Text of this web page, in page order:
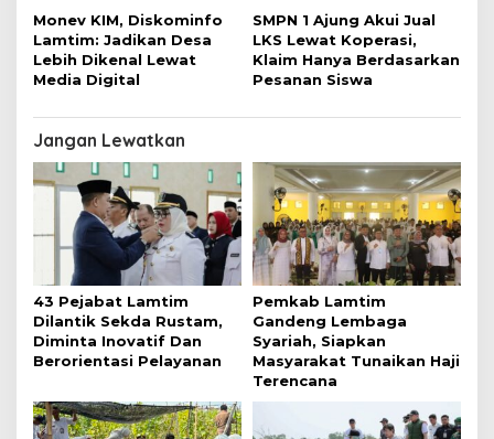
Monev KIM, Diskominfo
Lamtim: Jadikan Desa
Lebih Dikenal Lewat
Media Digital
SMPN 1 Ajung Akui Jual
LKS Lewat Koperasi,
Klaim Hanya Berdasarkan
Pesanan Siswa
Jangan Lewatkan
43 Pejabat Lamtim
Dilantik Sekda Rustam,
Diminta Inovatif Dan
Berorientasi Pelayanan
Pemkab Lamtim
Gandeng Lembaga
Syariah, Siapkan
Masyarakat Tunaikan Haji
Terencana